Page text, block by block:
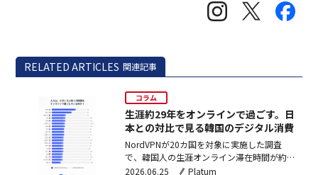
RELATED ARTICLES 関連記事
コラム
生涯約29年をオンラインで過ごす。日
本との対比で見る韓国のデジタル消費
NordVPNが20カ国を対象に実施した調査
で、韓国人の生涯オンライン滞在時間が約
29年（20カ国中6位）と判明。週57時間接続
2026.06.25
Platum